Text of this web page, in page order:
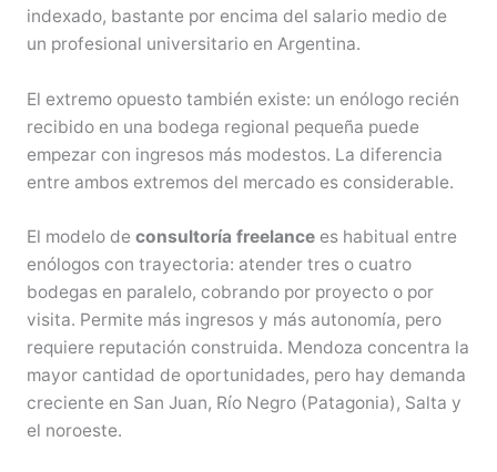
indexado, bastante por encima del salario medio de
un profesional universitario en Argentina.
El extremo opuesto también existe: un enólogo recién
recibido en una bodega regional pequeña puede
empezar con ingresos más modestos. La diferencia
entre ambos extremos del mercado es considerable.
El modelo de consultoría freelancees habitual entre
enólogos con trayectoria: atender tres o cuatro
bodegas en paralelo, cobrando por proyecto o por
visita. Permite más ingresos y más autonomía, pero
requiere reputación construida. Mendoza concentra la
mayor cantidad de oportunidades, pero hay demanda
creciente en San Juan, Río Negro (Patagonia), Salta y
el noroeste.